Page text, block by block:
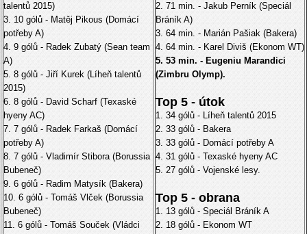
talentů 2015)
3. 10 gólů - Matěj Pikous (Domácí
potřeby A)
4. 9 gólů - Radek Zubatý (Sean team
A)
5. 8 gólů - Jiří Kurek (Líheň talentů
2015)
6. 8 gólů - David Scharf (Texaské
hyeny AC)
7. 7 gólů - Radek Farkaš (Domácí
potřeby A)
8. 7 gólů - Vladimír Stibora (Borussia
Bubeneč)
9. 6 gólů - Radim Matysík (Bakera)
10. 6 gólů - Tomáš Vlček (Borussia
Bubeneč)
11. 6 gólů - Tomáš Souček (Vládci
2. 71 min. - Jakub Perník (Speciál
Bráník A)
3. 64 min. - Marián Pašiak (Bakera)
4. 64 min. - Karel Diviš (Ekonom WT)
5. 53 min. - Eugeniu Marandici
(Zimbru Olymp).
Top 5 - útok
1. 34 gólů - Líheň talentů 2015
2. 33 gólů - Bakera
3. 33 gólů - Domácí potřeby A
4. 31 gólů - Texaské hyeny AC
5. 27 gólů - Vojenské lesy.
Top 5 - obrana
1. 13 gólů - Speciál Bráník A
2. 18 gólů - Ekonom WT